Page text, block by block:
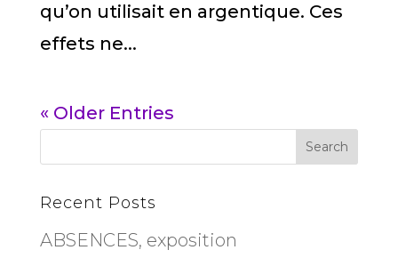
qu’on utilisait en argentique. Ces
effets ne...
« Older Entries
Recent Posts
ABSENCES, exposition